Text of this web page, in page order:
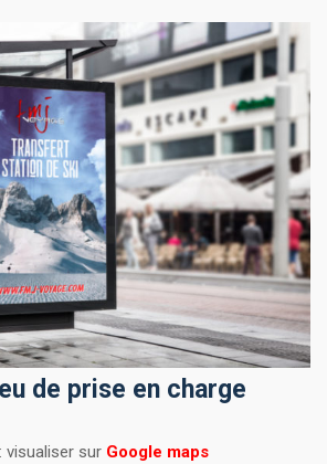
de prise en charge
visualiser sur Google maps